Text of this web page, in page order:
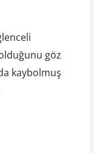
göz
kaybolmuş